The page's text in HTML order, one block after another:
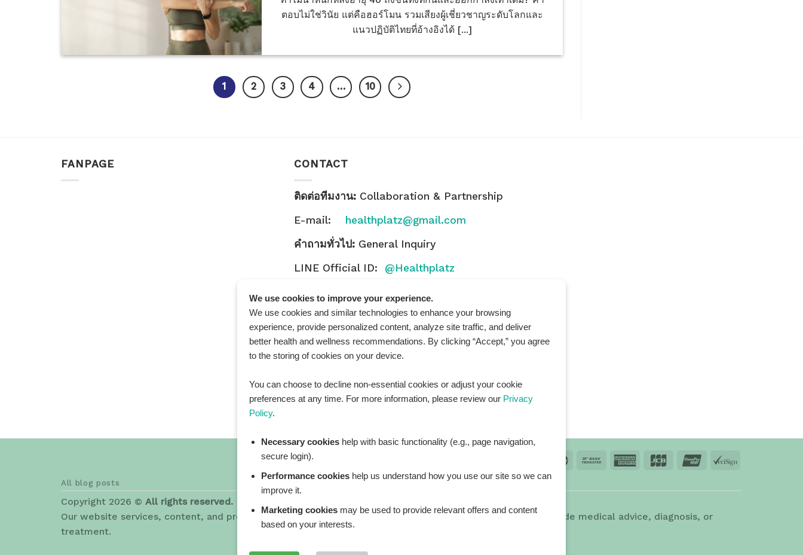
ตอบไม่ใช่วินัย แต่คือฮอร์โมน รวมเสียงผู้เชี่ยวชาญระดับโลกและ
แนวปฏิบัติไทยที่อ้างอิงได้ [...]
1 2 3 4 … 10
FANPAGE CONTACT
ติดต่อทีมงาน: Collaboration & Partnership
E-mail: healthplatz@gmail.com
คำถามทั่วไป: General Inquiry
LINE Official ID: @Healthplatz
เพิ่มเพื่อนAdd LINE :
https://lin.ee/sqNlLtc
All blog posts
Copyright 2026 © All rights reserved. HEALTHPLATZ™ is a registered trademark of Adbrandture Co., Ltd.
Our website services, content, and products are for informational purposes only. Healthplatz does not provide medical advice, diagnosis, or
treatment.
We use cookies to improve your experience.
We use cookies and similar technologies to enhance your browsing
experience, provide personalized content, analyze site traffic, and deliver
better health and wellness recommendations. By clicking “Accept,” you agree
to the storing of cookies on your device.
You can choose to decline non-essential cookies or adjust your cookie
preferences at any time. For more information, please review our Privacy
Policy.
Necessary cookies help with basic functionality (e.g., page navigation,
secure login).
Performance cookies help us understand how you use our site so we can
improve it.
Marketing cookies may be used to provide relevant offers and content
based on your interests.